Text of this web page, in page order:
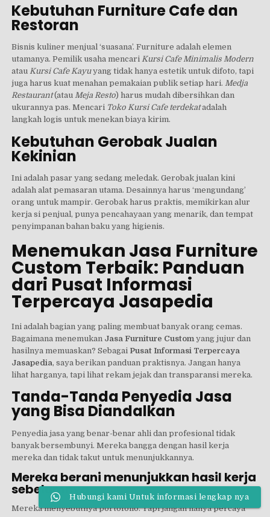
Kebutuhan Furniture Cafe dan
Restoran
Bisnis kuliner menjual ‘suasana’. Furniture adalah elemen
utamanya. Pemilik usaha mencariKursi Cafe Minimalis Modern
atauKursi Cafe Kayuyang tidak hanya estetik untuk difoto, tapi
juga harus kuat menahan pemakaian publik setiap hari.Medja
Restaurant(atauMeja Resto) harus mudah dibersihkan dan
ukurannya pas. Mencari Toko Kursi Cafe terdekatadalah
langkah logis untuk menekan biaya kirim.
Kebutuhan Gerobak Jualan
Kekinian
Ini adalah pasar yang sedang meledak. Gerobak jualan kini
adalah alat pemasaran utama. Desainnya harus ‘mengundang’
orang untuk mampir. Gerobak harus praktis, memikirkan alur
kerja si penjual, punya pencahayaan yang menarik, dan tempat
penyimpanan bahan baku yang higienis.
Menemukan Jasa Furniture
Custom Terbaik: Panduan
dari Pusat Informasi
Terpercaya Jasapedia
Ini adalah bagian yang paling membuat banyak orang cemas.
Bagaimana menemukan Jasa Furniture Custom yang jujur dan
hasilnya memuaskan? Sebagai Pusat Informasi Terpercaya
Jasapedia, saya berikan panduan praktisnya. Jangan hanya
lihat harganya, tapi lihat rekam jejak dan transparansi mereka.
Tanda-Tanda Penyedia Jasa
yang Bisa Diandalkan
Penyedia jasa yang benar-benar ahli dan profesional tidak
banyak bersembunyi. Mereka bangga dengan hasil kerja
mereka dan tidak takut untuk menunjukkannya.
Mereka berani menunjukkan hasil kerja
sebelumnya
Mereka menyebutnya portofolio. Tapi jangan hanya percaya
Hubungi kami Untuk informasi lengkap nya